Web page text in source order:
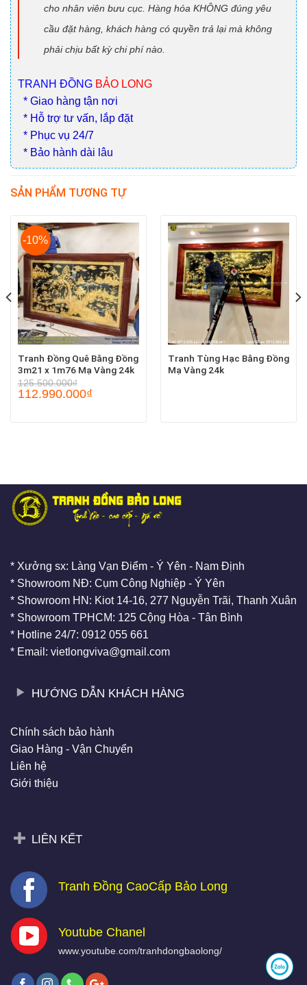
cho nhân viên bưu cục. Hàng hóa KHÔNG đúng yêu
cầu đặt hàng, khách hàng có quyền trả lại mà không
phải chịu bất kỳ chi phí nào.
TRANH ĐỒNG BẢO LONG
* Giao hàng tận nơi
* Hỗ trợ tư vấn, lắp đặt
* Phục vụ 24/7
* Bảo hành dài lâu
SẢN PHẨM TƯƠNG TỰ
-10%
Tranh Đồng Quê Bằng Đồng
3m21 x 1m76 Mạ Vàng 24k
125.500.000₫
112.990.000₫
Tranh Tùng Hạc Bằng Đồng
Mạ Vàng 24k
* Xưởng sx: Làng Vạn Điểm - Ý Yên - Nam Định
* Showroom NĐ: Cụm Công Nghiệp - Ý Yên
* Showroom HN: Kiot 14-16, 277 Nguyễn Trãi, Thanh Xuân
* Showroom TPHCM: 125 Cộng Hòa - Tân Bình
* Hotline 24/7: 0912 055 661
* Email: vietlongviva@gmail.com
HƯỚNG DẪN KHÁCH HÀNG
Chính sách bảo hành
Giao Hàng - Vận Chuyển
Liên hệ
Giới thiệu
LIÊN KẾT
Tranh Đồng CaoCấp Bảo Long
Youtube Chanel
www.youtube.com/tranhdongbaolong/